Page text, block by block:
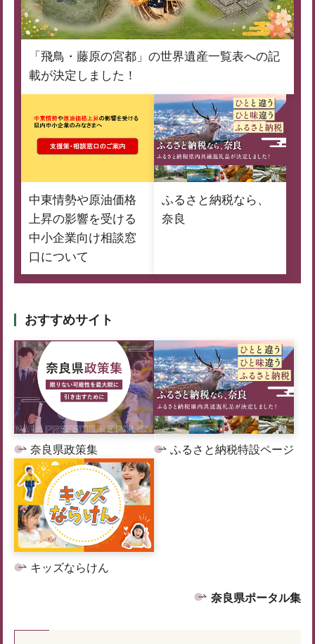
「飛鳥・藤原の宮都」の世界遺産一覧表への記
載が決定しました！
中東情勢や原油価格
上昇の影響を受ける
中小企業向け相談窓
口について
ふるさと納税なら、
奈良
おすすめサイト
奈良県政策集 ふるさと納税特設ページ
キッズならけん
奈良県ポータル集